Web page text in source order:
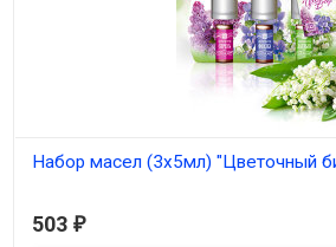
Набор масел (3х5мл) "Цветочный
503 ₽